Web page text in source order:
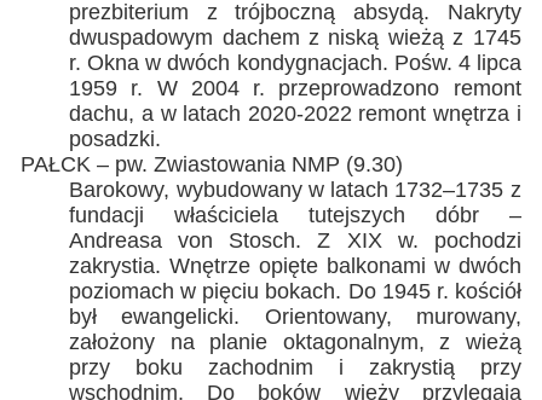
prezbiterium z trójboczną absydą. Nakryty
dwuspadowym dachem z niską wieżą z 1745
r. Okna w dwóch kondygnacjach. Pośw. 4 lipca
1959 r. W 2004 r. przeprowadzono remont
dachu, a w latach 2020-2022 remont wnętrza i
posadzki.
PAŁCK – pw. Zwiastowania NMP (9.30)
Barokowy, wybudowany w latach 1732–1735 z
fundacji właściciela tutejszych dóbr –
Andreasa von Stosch. Z XIX w. pochodzi
zakrystia. Wnętrze opięte balkonami w dwóch
poziomach w pięciu bokach. Do 1945 r. kościół
był ewangelicki. Orientowany, murowany,
założony na planie oktagonalnym, z wieżą
przy boku zachodnim i zakrystią przy
wschodnim. Do boków wieży przylegają